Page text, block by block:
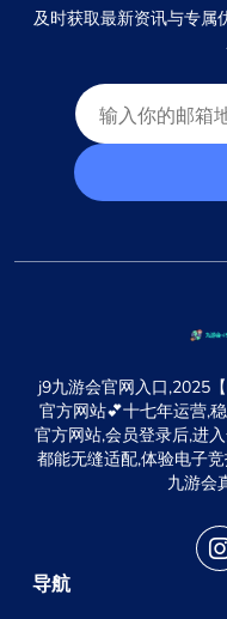
及时获取最新资讯与专属
j9九游会官网入口,2025
官方网站💕十七年运营,
官方网站,会员登录后,进
都能无缝适配,体验电子
九游会
导航